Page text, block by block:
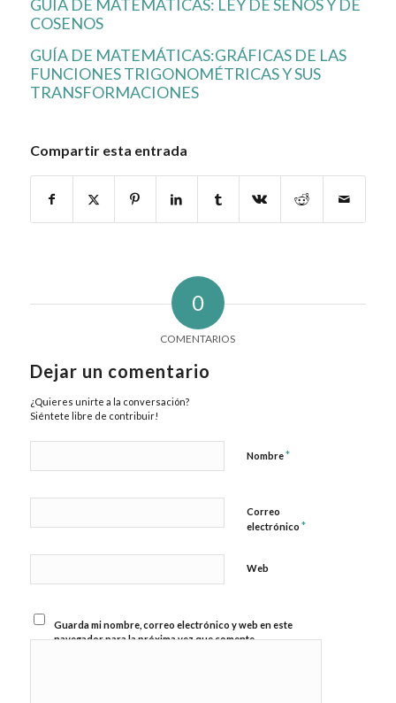
GUÍA DE MATEMÁTICAS: LEY DE SENOS Y DE
COSENOS
GUÍA DE MATEMÁTICAS:GRÁFICAS DE LAS
FUNCIONES TRIGONOMÉTRICAS Y SUS
TRANSFORMACIONES
Compartir esta entrada
0
COMENTARIOS
Dejar un comentario
¿Quieres unirte a la conversación?
Siéntete libre de contribuir!
Nombre*
Correo
electrónico *
Web
Guarda mi nombre, correo electrónico y web en este
navegador para la próxima vez que comente.